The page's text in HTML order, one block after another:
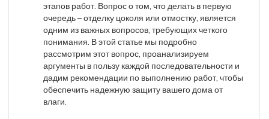
этапов работ. Вопрос о том, что делать в первую
очередь – отделку цоколя или отмостку, является
одним из важных вопросов, требующих четкого
понимания. В этой статье мы подробно
рассмотрим этот вопрос, проанализируем
аргументы в пользу каждой последовательности и
дадим рекомендации по выполнению работ, чтобы
обеспечить надежную защиту вашего дома от
влаги.